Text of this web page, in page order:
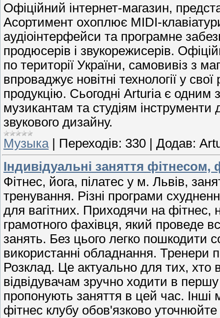
Офіційний інтернет-магазин,
Асортимент охоплює MIDI-
аудіоінтерфейси та програмне
продюсерів і звукорежисерів.
по території України, самовивіз з
впроваджує новітні технології у
продукцію. Сьогодні Arturia є одним
музикантам та студіям інструменти
звукового дизайну.
Музыка | Переходів: 330 | Додав:
Індивідуальні заняття фітнесом,
Фітнес, йога, пілатес у м. Львів,
тренування. Різні програми
для вагітних. Приходячи на фітнес,
грамотного фахівця, який проведе
занять. Без цього легко пошкодити
використанні обладнання. Тренери
Розклад. Це актуально для тих, хто
відвідувачам зручно ходити в
пропонують заняття в цей час. Інші
фітнес клубу обов'язково